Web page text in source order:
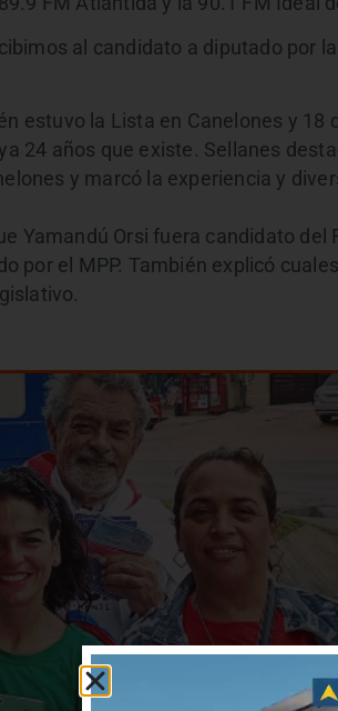
al candidato a diputado por
estuvo la Lista en Canelones y 18
24 años que existe. Sellanes
y marcó la experiencia y
Yamandú Orsi fuera candidato del
por el MPP. También explicó